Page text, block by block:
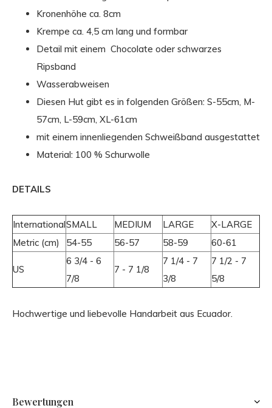
Kronenhöhe ca. 8cm
Krempe ca. 4,5 cm lang und formbar
Detail mit einem Chocolate oder schwarzes
Ripsband
Wasserabweisen
Diesen Hut gibt es in folgenden Größen: S-55cm, M-
57cm, L-59cm, XL-61cm
mit einem innenliegenden Schweißband ausgestattet
Material: 100 % Schurwolle
DETAILS
InternationalSMALL MEDIUM LARGE
X-LARGE
Metric (cm)
54-55 56-57 58-59 60-61
US
6 3/4 - 6
7/8
7 - 7 1/8
7 1/4 - 7
3/8
7 1/2 - 7
5/8
Hochwertige und liebevolle Handarbeit aus Ecuador.
Bewertungen